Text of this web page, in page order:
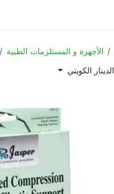
الأجهزة و المستلزمات الطبية
الدينار الكويتي